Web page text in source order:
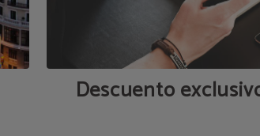
Descuento